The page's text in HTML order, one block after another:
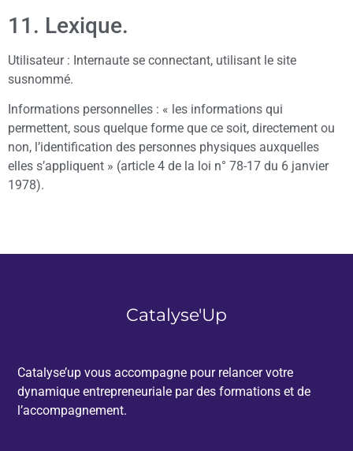
11. Lexique.
Utilisateur : Internaute se connectant, utilisant le site
susnommé.
Informations personnelles : « les informations qui
permettent, sous quelque forme que ce soit, directement ou
non, l’identification des personnes physiques auxquelles
elles s’appliquent » (article 4 de la loi n° 78-17 du 6 janvier
1978).
Catalyse'Up
Catalyse’up vous accompagne pour relancer votre
dynamique entrepreneuriale par des formations et de
l’accompagnement.